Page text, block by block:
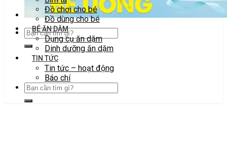
Đồ chơi cho bé
Đồ dùng cho bé
BÉ ĂN DẶM
Dụng cụ ăn dặm
Dinh dưỡng ăn dặm
TIN TỨC
Tin tức – hoạt động
Báo chí